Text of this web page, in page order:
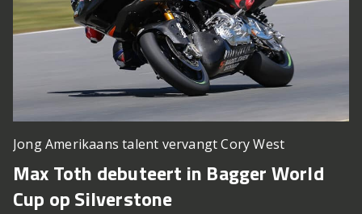
Jong Amerikaans talent vervangt Cory West
Max Toth debuteert in Bagger World
Cup op Silverstone